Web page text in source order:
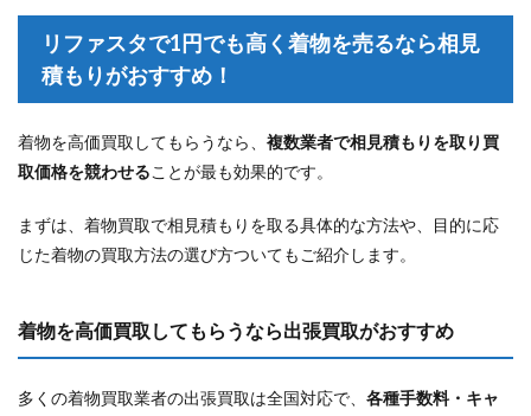
リファスタで1円でも高く着物を売るなら相見
積もりがおすすめ！
着物を高価買取してもらうなら、 複数業者で相見積もりを取り買
取価格を競わせることが最も効果的です。
まずは、着物買取で相見積もりを取る具体的な方法や、目的に応
じた着物の買取方法の選び方ついてもご紹介します。
着物を高価買取してもらうなら出張買取がおすすめ
多くの着物買取業者の出張買取は全国対応で、 各種手数料・キャ